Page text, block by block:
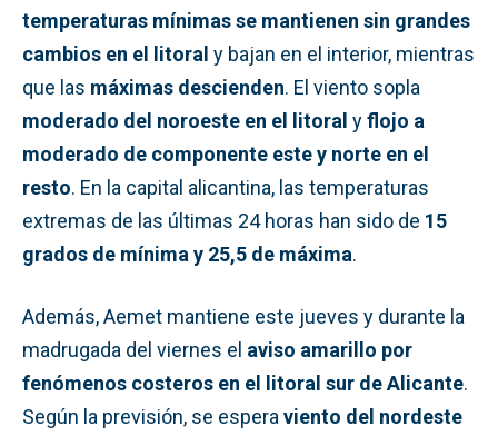
temperaturas mínimas se mantienen sin grandes
cambios en el litoral y bajan en el interior, mientras
que las máximas descienden. El viento sopla
moderado del noroeste en el litoral yflojo a
moderado de componente este y norte en el
resto. En la capital alicantina, las temperaturas
extremas de las últimas 24 horas han sido de 15
grados de mínima y 25,5 de máxima.
Además, Aemet mantiene este jueves y durante la
madrugada del viernes el aviso amarillo por
fenómenos costeros en el litoral sur de Alicante.
Según la previsión, se espera viento del nordeste